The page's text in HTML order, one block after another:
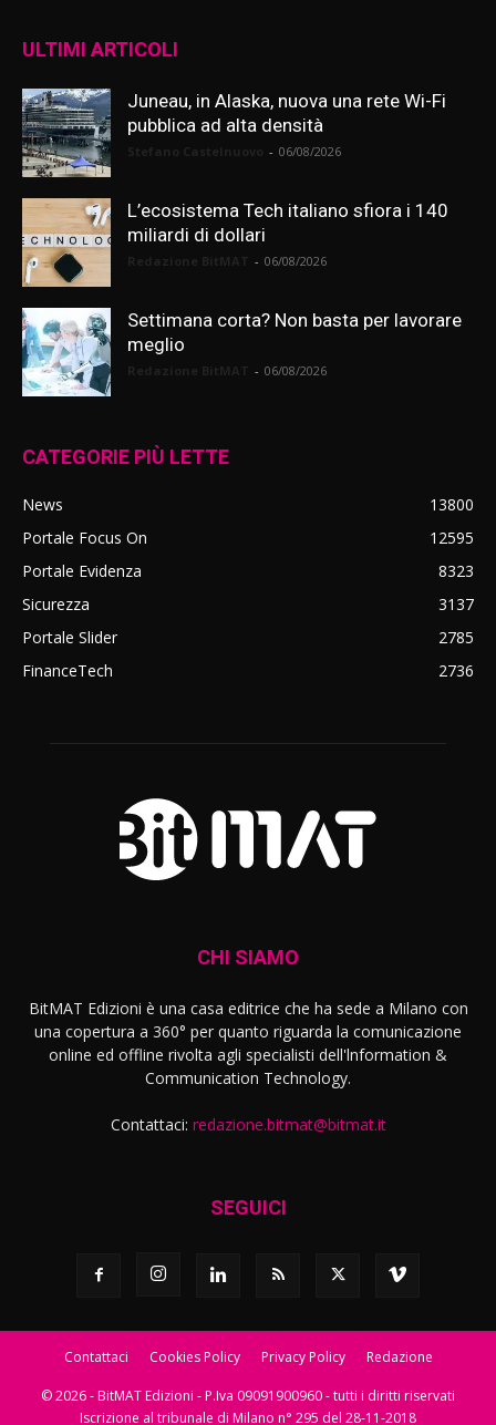
ULTIMI ARTICOLI
Juneau, in Alaska, nuova una rete Wi-Fi
pubblica ad alta densità
- 06/08/2026
L’ecosistema Tech italiano sfiora i 140
miliardi di dollari
- 06/08/2026
Settimana corta? Non basta per lavorare
meglio
- 06/08/2026
CATEGORIE PIÙ LETTE
News
13800
Portale Focus On
12595
Portale Evidenza
8323
Sicurezza
3137
Portale Slider
2785
FinanceTech
2736
CHI SIAMO
BitMAT Edizioni è una casa editrice che ha sede a Milano con
una copertura a 360° per quanto riguarda la comunicazione
online ed offline rivolta agli specialisti dell'lnformation &
Communication Technology.
Contattaci: redazione.bitmat@bitmat.it
SEGUICI
Contattaci Cookies Policy Privacy Policy Redazione
© 2026 - BitMAT Edizioni - P.Iva 09091900960 - tutti i diritti riservati
Iscrizione al tribunale di Milano n° 295 del 28-11-2018